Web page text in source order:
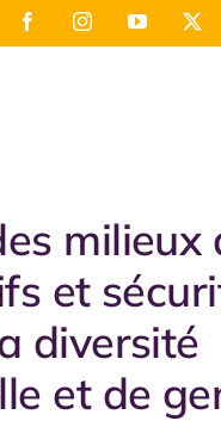
FacebookInstagramYouTube
milieux
et
diversité
et de